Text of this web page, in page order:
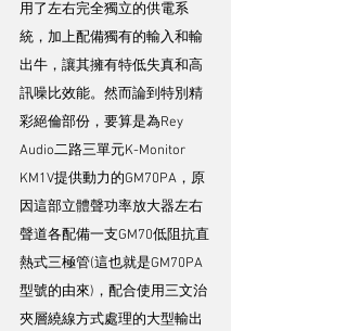
用了左右完全獨立的供電系
統，加上配備獨有的輸入和輸
出牛，讓其擁有特低失真和高
訊噪比效能。然而論到特別精
彩絕倫部份，要算是為Rey
Audio二路三單元K-Monitor
KM1V提供動力的GM70PA，原
因這部立體聲功率放大器左右
聲道各配備一支GM70低阻抗直
熱式三極管(這也就是GM70PA
型號的由來)，配合使用三文治
夾層繞線方式處理的大型輸出